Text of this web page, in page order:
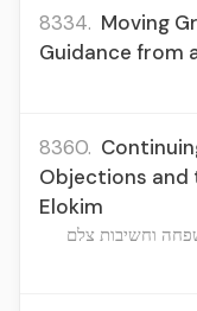
8334. Moving
Guidance from
8360.
Objections and
Elokim
וחשיבות צלם